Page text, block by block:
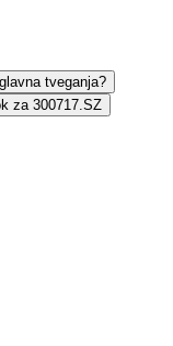
tveganja?
za 300717.SZ